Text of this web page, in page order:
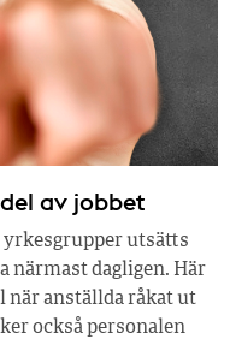
av jobbet
yrkesgrupper utsätts
närmast dagligen. Här
när anställda råkat ut
också personalen